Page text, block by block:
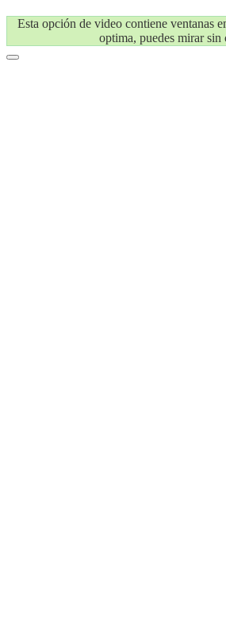
Esta opción de video contiene ventanas
optima, puedes mirar sin